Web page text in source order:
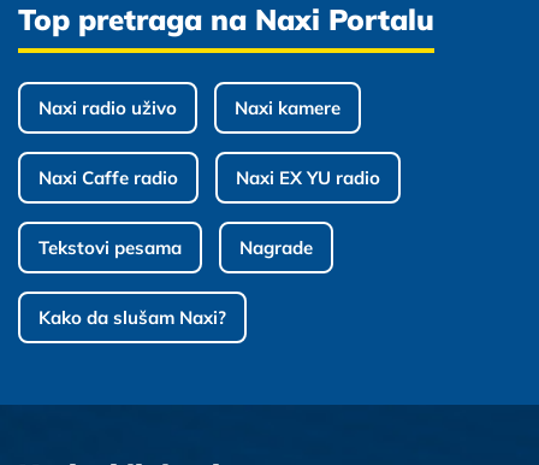
Top pretraga na Naxi Portalu
Naxi radio uživo Naxi kamere
Naxi Caffe radio Naxi EX YU radio
Tekstovi pesama Nagrade
Kako da slušam Naxi?